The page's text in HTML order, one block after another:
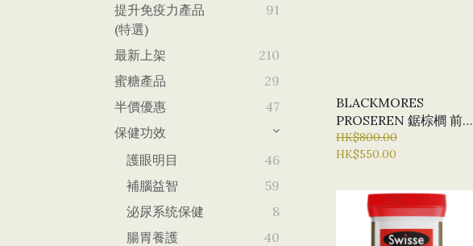
提升免疫力產品
(特選)
91
最新上架
210
蜜糖產品
29
半價優惠
47
保健功效
護眼明目
46
補腦益智
59
泌尿系统保健
8
腸胃養護
40
BLACKMORES
PROSEREN 鋸棕櫚 前列
腺健康 X 120 片
HK$800.00
HK$550.00